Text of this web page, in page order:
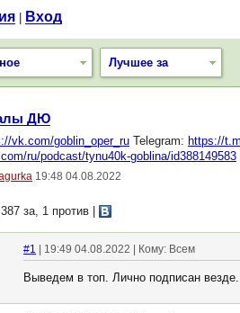
Вход
Лучшее за
ДЮ
vk.com/goblin_oper_ru Telegram: https://
ru/podcast/tynu40k-goblina/id388149583
19:48 04.08.2022
за, 1 против
#1 | 19:49 04.08.2022 | Кому: Всем
Выведем в топ. Лично подписан везде.